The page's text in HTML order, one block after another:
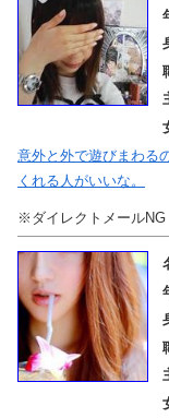
意外と外で遊びまわる
くれる人がいいな。
※ダイレクトメールNG